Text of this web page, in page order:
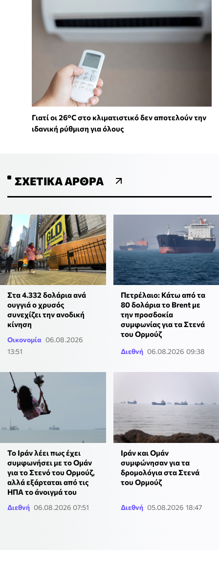
Γιατί οι 26°C στο κλιματιστικό δεν αποτελούν την
ιδανική ρύθμιση για όλους
ΣΧΕΤΙΚΆ ΆΡΘΡΑ
Στα 4.332 δολάρια ανά
ουγγιά ο χρυσός
συνεχίζει την ανοδική
κίνηση
Οικονομία 06.08.2026
13:51
Πετρέλαιο: Κάτω από τα
80 δολάρια το Brent με
την προσδοκία
συμφωνίας για τα Στενά
του Ορμούζ
Διεθνή 06.08.2026 09:38
Το Ιράν λέει πως έχει
συμφωνήσει με το Ομάν
για το Στενό του Ορμούζ,
αλλά εξάρταται από τις
ΗΠΑ το άνοιγμά του
Διεθνή 06.08.2026 07:51
Ιράν και Ομάν
συμφώνησαν για τα
δρομολόγια στα Στενά
του Ορμούζ
Διεθνή 05.08.2026 18:47